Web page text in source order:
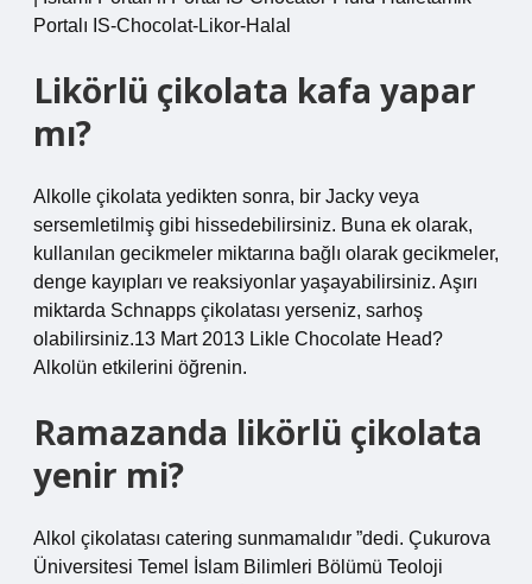
Portalı IS-Chocolat-Likor-Halal
Likörlü çikolata kafa yapar
mı?
Alkolle çikolata yedikten sonra, bir Jacky veya
sersemletilmiş gibi hissedebilirsiniz. Buna ek olarak,
kullanılan gecikmeler miktarına bağlı olarak gecikmeler,
denge kayıpları ve reaksiyonlar yaşayabilirsiniz. Aşırı
miktarda Schnapps çikolatası yerseniz, sarhoş
olabilirsiniz.13 Mart 2013 Likle Chocolate Head?
Alkolün etkilerini öğrenin.
Ramazanda likörlü çikolata
yenir mi?
Alkol çikolatası catering sunmamalıdır ”dedi. Çukurova
Üniversitesi Temel İslam Bilimleri Bölümü Teoloji